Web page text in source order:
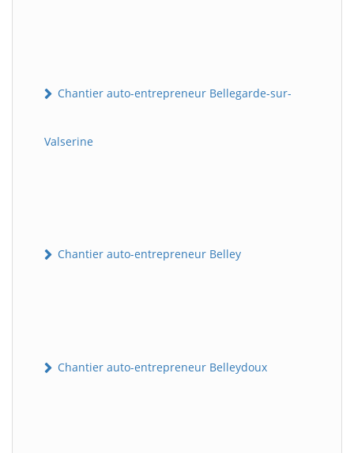
Chantier auto-entrepreneur Bellegarde-sur-
Valserine
Chantier auto-entrepreneur Belley
Chantier auto-entrepreneur Belleydoux